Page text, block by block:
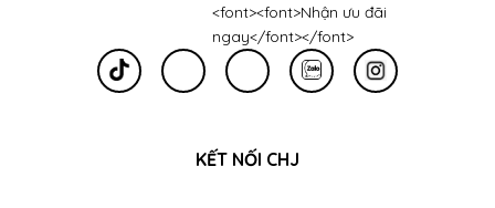
KẾT NỐI CHJ
<font><font>Nhận ưu đãi
ngay</font></font>